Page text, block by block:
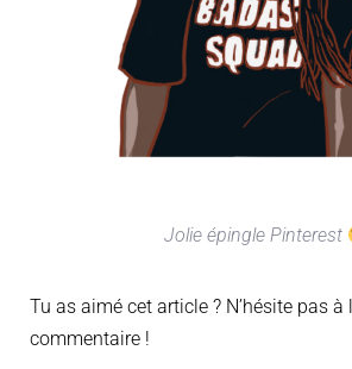
Jolie épingle Pinterest
Tu as aimé cet article ? N’hésite pas à
commentaire !